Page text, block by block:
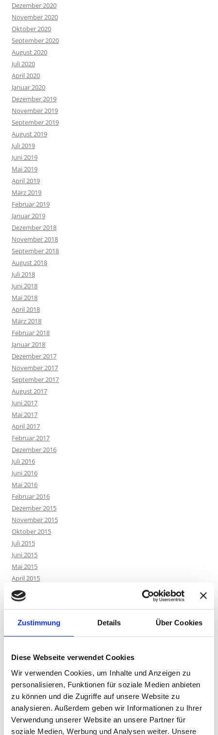
Zustimmung Details Über Cookies
Diese Webseite verwendet Cookies
Wir verwenden Cookies, um Inhalte und Anzeigen zu
personalisieren, Funktionen für soziale Medien anbieten
zu können und die Zugriffe auf unsere Website zu
analysieren. Außerdem geben wir Informationen zu Ihrer
Verwendung unserer Website an unsere Partner für
soziale Medien, Werbung und Analysen weiter. Unsere
Dezember 2020
November 2020
Oktober 2020
September 2020
August 2020
Juli 2020
April 2020
Januar 2020
Dezember 2019
November 2019
September 2019
August 2019
Juli 2019
Juni 2019
Mai 2019
April 2019
März 2019
Februar 2019
Januar 2019
Dezember 2018
November 2018
September 2018
August 2018
Juli 2018
Juni 2018
Mai 2018
April 2018
März 2018
Februar 2018
Januar 2018
Dezember 2017
November 2017
September 2017
August 2017
Juni 2017
Mai 2017
April 2017
Februar 2017
Dezember 2016
Juli 2016
Juni 2016
Mai 2016
Februar 2016
Dezember 2015
November 2015
Oktober 2015
Juli 2015
Juni 2015
Mai 2015
April 2015
März 2015
Dezember 2014
September 2014
Mai 2014
Februar 2014
Januar 2014
Oktober 2013
KATEGORIEN